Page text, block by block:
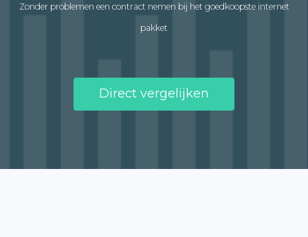
Zonder problemen een contract nemen bij het goedkoopste internet
pakket
Direct vergelijken